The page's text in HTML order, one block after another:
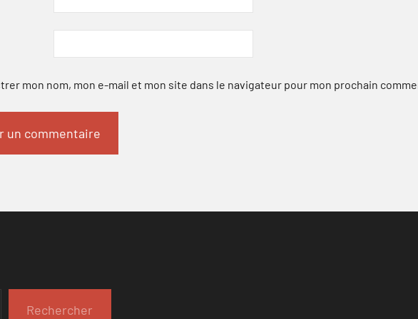
mon nom, mon e-mail et mon site dans le navigateur pour mon prochain
Rechercher